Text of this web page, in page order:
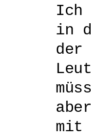
Ich
in
der
mit